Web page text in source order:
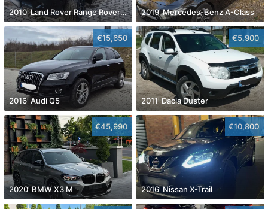
2010' Land Rover Range Rover Sport 2019' Mercedes-Benz A-Class
€15,650
2016' Audi Q5
€5,900
2011' Dacia Duster
€45,990
2020' BMW X3 M
€10,800
2016' Nissan X-Trail